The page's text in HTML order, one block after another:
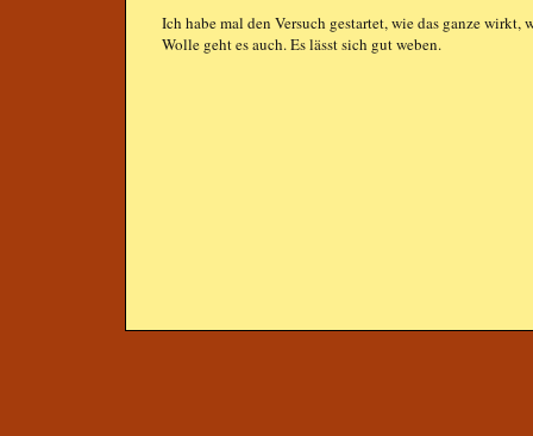
Ich habe mal den Versuch gestartet, wie das ganze
Wolle geht es auch. Es lässt sich gut weben.